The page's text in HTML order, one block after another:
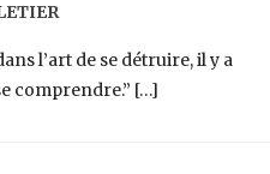
l’art de se détruire, il y a
comprendre.” […]